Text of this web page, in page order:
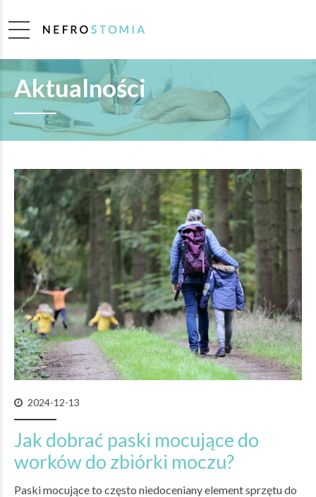
Aktualności
2024-12-13
Jak dobrać paski mocujące do
worków do zbiórki moczu?
Paski mocujące to często niedoceniany element sprzętu do